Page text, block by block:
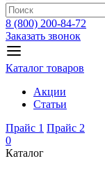
8 (800) 200-84-72
Заказать звонок
Каталог товаров
Акции
Статьи
Прайс 1 Прайс 2
0
Каталог